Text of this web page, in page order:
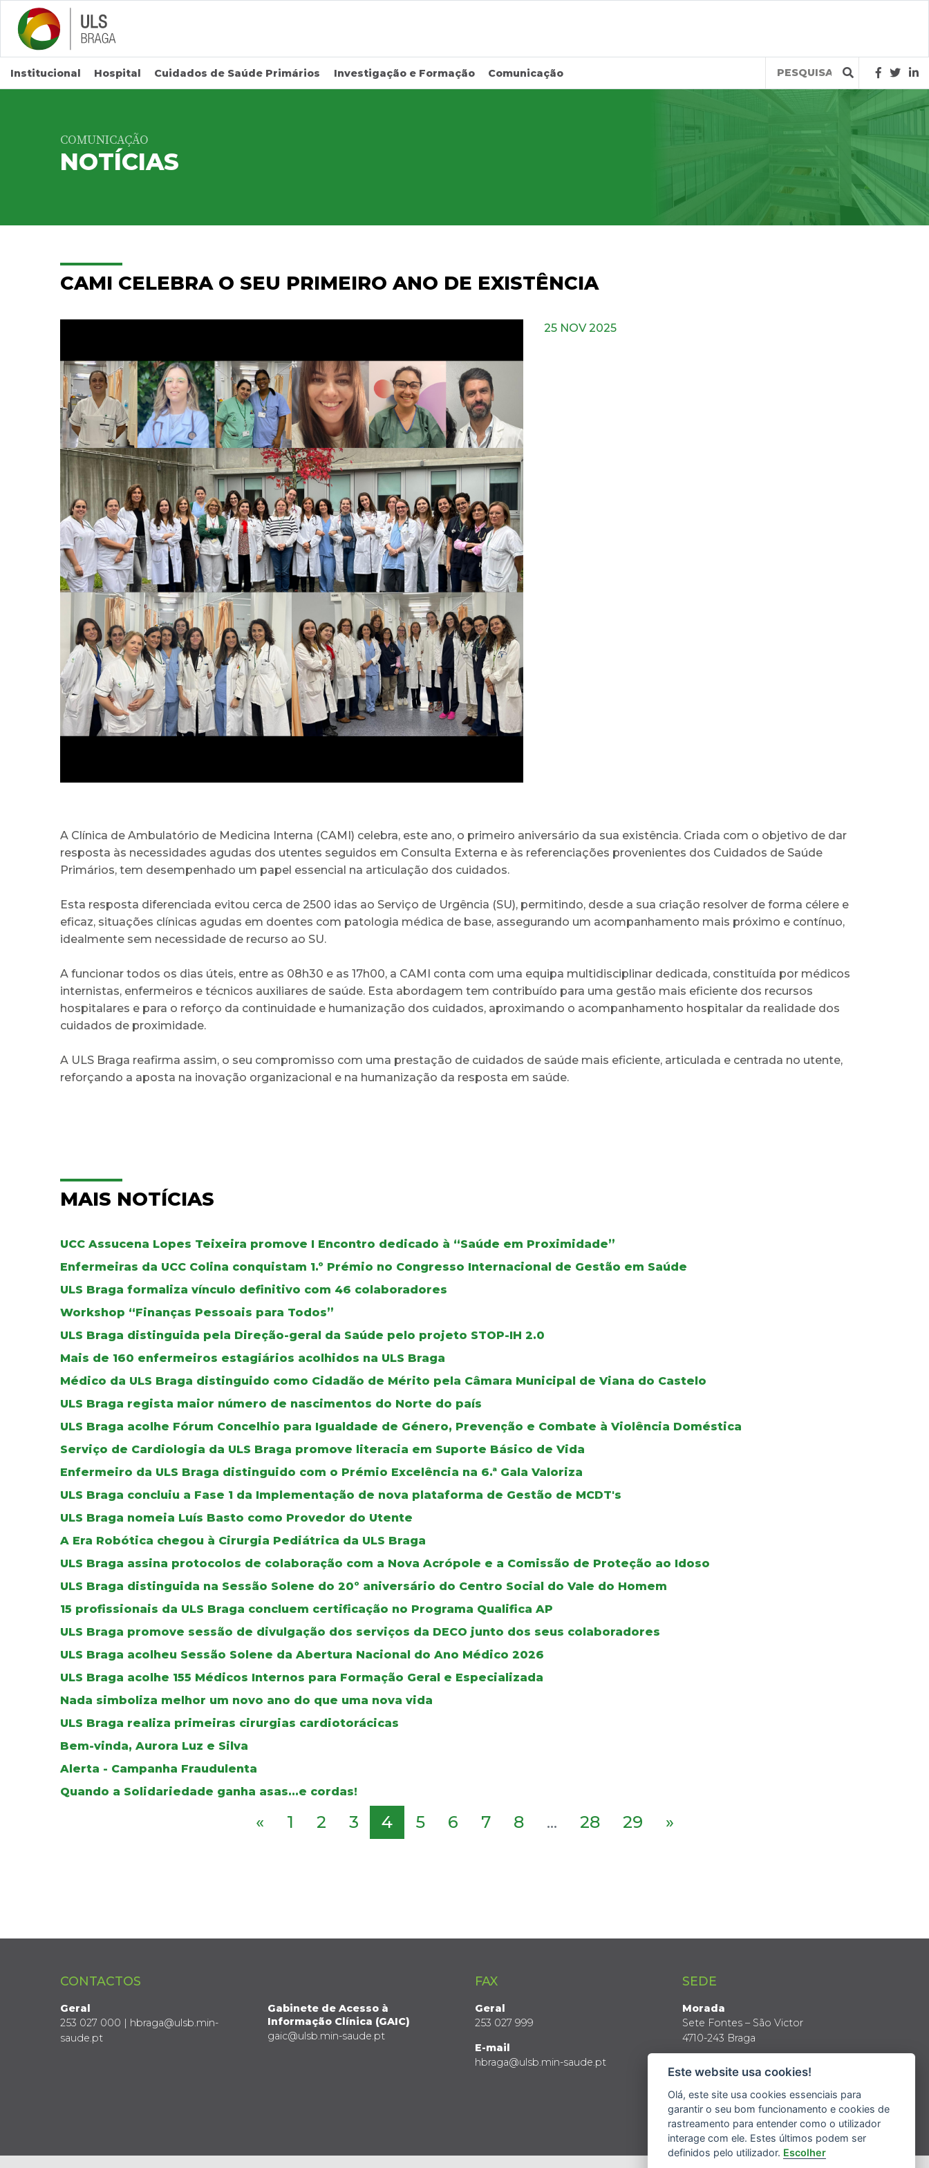
Saltar para conteúdo principal
Institucional Hospital Cuidados de Saúde Primários Investigação e Formação Comunicação
Query
COMUNICAÇÃO
NOTÍCIAS
CAMI CELEBRA O SEU PRIMEIRO ANO DE EXISTÊNCIA
25 NOV 2025
A Clínica de Ambulatório de Medicina Interna (CAMI) celebra, este ano, o primeiro aniversário da sua existência. Criada com o objetivo de dar
resposta às necessidades agudas dos utentes seguidos em Consulta Externa e às referenciações provenientes dos Cuidados de Saúde
Primários, tem desempenhado um papel essencial na articulação dos cuidados.
Esta resposta diferenciada evitou cerca de 2500 idas ao Serviço de Urgência (SU), permitindo, desde a sua criação resolver de forma célere e
eficaz, situações clínicas agudas em doentes com patologia médica de base, assegurando um acompanhamento mais próximo e contínuo,
idealmente sem necessidade de recurso ao SU.
A funcionar todos os dias úteis, entre as 08h30 e as 17h00, a CAMI conta com uma equipa multidisciplinar dedicada, constituída por médicos
internistas, enfermeiros e técnicos auxiliares de saúde. Esta abordagem tem contribuído para uma gestão mais eficiente dos recursos
hospitalares e para o reforço da continuidade e humanização dos cuidados, aproximando o acompanhamento hospitalar da realidade dos
cuidados de proximidade.
A ULS Braga reafirma assim, o seu compromisso com uma prestação de cuidados de saúde mais eficiente, articulada e centrada no utente,
reforçando a aposta na inovação organizacional e na humanização da resposta em saúde.
MAIS NOTÍCIAS
UCC Assucena Lopes Teixeira promove I Encontro dedicado à “Saúde em Proximidade”
Enfermeiras da UCC Colina conquistam 1.º Prémio no Congresso Internacional de Gestão em Saúde
ULS Braga formaliza vínculo definitivo com 46 colaboradores
Workshop “Finanças Pessoais para Todos”
ULS Braga distinguida pela Direção-geral da Saúde pelo projeto STOP-IH 2.0
Mais de 160 enfermeiros estagiários acolhidos na ULS Braga
Médico da ULS Braga distinguido como Cidadão de Mérito pela Câmara Municipal de Viana do Castelo
ULS Braga regista maior número de nascimentos do Norte do país
ULS Braga acolhe Fórum Concelhio para Igualdade de Género, Prevenção e Combate à Violência Doméstica
Serviço de Cardiologia da ULS Braga promove literacia em Suporte Básico de Vida
Enfermeiro da ULS Braga distinguido com o Prémio Excelência na 6.ª Gala Valoriza
ULS Braga concluiu a Fase 1 da Implementação de nova plataforma de Gestão de MCDT's
ULS Braga nomeia Luís Basto como Provedor do Utente
A Era Robótica chegou à Cirurgia Pediátrica da ULS Braga
ULS Braga assina protocolos de colaboração com a Nova Acrópole e a Comissão de Proteção ao Idoso
ULS Braga distinguida na Sessão Solene do 20º aniversário do Centro Social do Vale do Homem
15 profissionais da ULS Braga concluem certificação no Programa Qualifica AP
ULS Braga promove sessão de divulgação dos serviços da DECO junto dos seus colaboradores
ULS Braga acolheu Sessão Solene da Abertura Nacional do Ano Médico 2026
ULS Braga acolhe 155 Médicos Internos para Formação Geral e Especializada
Nada simboliza melhor um novo ano do que uma nova vida
ULS Braga realiza primeiras cirurgias cardiotorácicas
Bem-vinda, Aurora Luz e Silva
Alerta - Campanha Fraudulenta
Quando a Solidariedade ganha asas...e cordas!
« 1 2 3 4 5 6 7 8 ... 28 29 »
CONTACTOS
Geral
253 027 000 | hbraga@ulsb.min-
saude.pt
Gabinete de Acesso à
Informação Clínica (GAIC)
gaic@ulsb.min-saude.pt
FAX
Geral
253 027 999
E-mail
hbraga@ulsb.min-saude.pt
SEDE
Morada
Sete Fontes – São Victor
4710-243 Braga
Latitude: 41º 34’ N
Longitude: 8º 24’ W
Este website usa cookies!
Olá, este site usa cookies essenciais para
garantir o seu bom funcionamento e cookies de
rastreamento para entender como o utilizador
interage com ele. Estes últimos podem ser
definidos pelo utilizador. Escolher